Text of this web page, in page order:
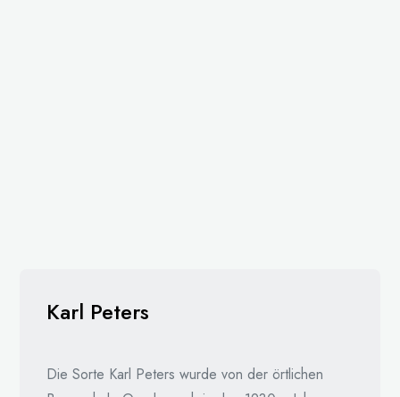
Karl Peters
Die Sorte Karl Peters wurde von der örtlichen